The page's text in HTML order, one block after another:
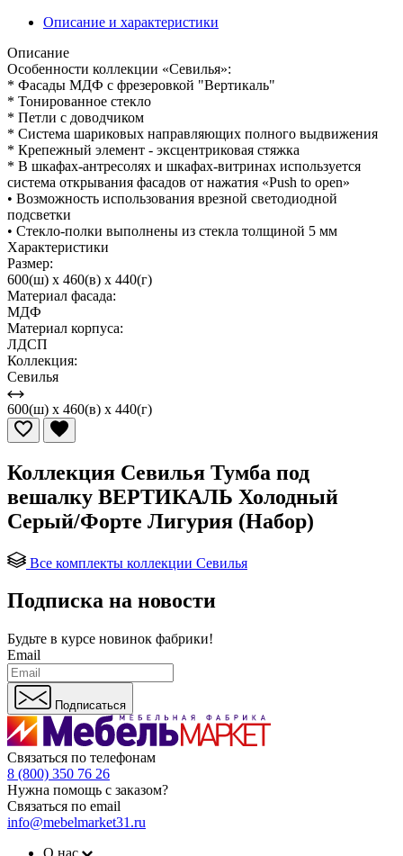
Описание и характеристики
Описание
Особенности коллекции «Севилья»:
* Фасады МДФ с фрезеровкой "Вертикаль"
* Тонированное стекло
* Петли с доводчиком
* Система шариковых направляющих полного выдвижения
* Крепежный элемент - эксцентриковая стяжка
* В шкафах-антресолях и шкафах-витринах используется
система открывания фасадов от нажатия «Push to open»
• Возможность использования врезной светодиодной
подсветки
• Стекло-полки выполнены из стекла толщиной 5 мм
Характеристики
Размер:
600(ш) x 460(в) x 440(г)
Материал фасада:
МДФ
Материал корпуса:
ЛДСП
Коллекция:
Севилья
600(ш) x 460(в) x 440(г)
Коллекция Севилья Тумба под
вешалку ВЕРТИКАЛЬ Холодный
Серый/Форте Лигурия (Набор)
Все комплекты коллекции Севилья
Подписка на новости
Будьте в курсе новинок фабрики!
Email
Подписаться
Связаться по телефонам
8 (800) 350 76 26
Нужна помощь с заказом?
Связаться по email
info@mebelmarket31.ru